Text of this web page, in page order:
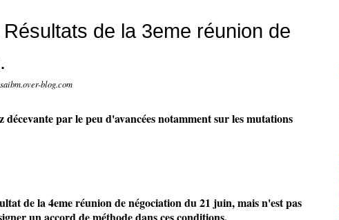
de la 3eme réunion de
blog.com
décevante par le peu d'avancées notamment sur les mutations
de la 4eme réunion de négociation du 21 juin, mais n'est pas